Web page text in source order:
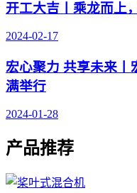
开工大吉丨乘龙而上
2024-02-17
宏心聚力 共享未来丨
满举行
2024-01-28
产品推荐